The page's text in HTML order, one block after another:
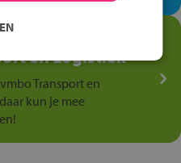
in de
en Logistiek
Transport en
kun je mee